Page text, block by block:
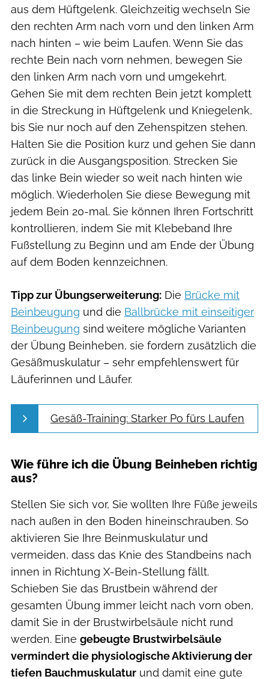
aus dem Hüftgelenk. Gleichzeitig wechseln Sie
den rechten Arm nach vorn und den linken Arm
nach hinten – wie beim Laufen. Wenn Sie das
rechte Bein nach vorn nehmen, bewegen Sie
den linken Arm nach vorn und umgekehrt.
Gehen Sie mit dem rechten Bein jetzt komplett
in die Streckung in Hüftgelenk und Kniegelenk,
bis Sie nur noch auf den Zehenspitzen stehen.
Halten Sie die Position kurz und gehen Sie dann
zurück in die Ausgangsposition. Strecken Sie
das linke Bein wieder so weit nach hinten wie
möglich. Wiederholen Sie diese Bewegung mit
jedem Bein 20-mal. Sie können Ihren Fortschritt
kontrollieren, indem Sie mit Klebeband Ihre
Fußstellung zu Beginn und am Ende der Übung
auf dem Boden kennzeichnen.
Tipp zur Übungserweiterung: Die Brücke mit
Beinbeugung und die Ballbrücke mit einseitiger
Beinbeugung sind weitere mögliche Varianten
der Übung Beinheben, sie fordern zusätzlich die
Gesäßmuskulatur – sehr empfehlenswert für
Läuferinnen und Läufer.
Gesäß-Training: Starker Po fürs Laufen
Wie führe ich die Übung Beinheben richtig
aus?
Stellen Sie sich vor, Sie wollten Ihre Füße jeweils
nach außen in den Boden hineinschrauben. So
aktivieren Sie Ihre Beinmuskulatur und
vermeiden, dass das Knie des Standbeins nach
innen in Richtung X-Bein-Stellung fällt.
Schieben Sie das Brustbein während der
gesamten Übung immer leicht nach vorn oben,
damit Sie in der Brustwirbelsäule nicht rund
werden. Eine gebeugte Brustwirbelsäule
vermindert die physiologische Aktivierung der
tiefen Bauchmuskulatur und damit eine gute